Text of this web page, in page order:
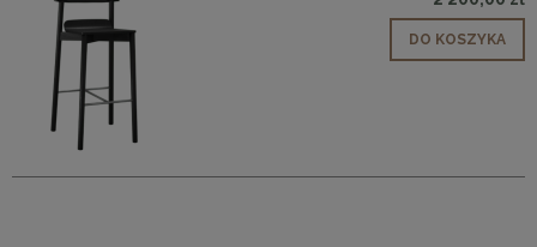
DO KOSZYKA